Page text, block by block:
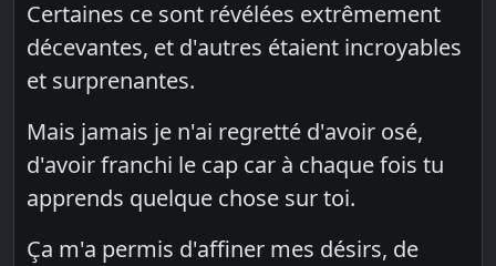
Certaines ce sont révélées extrêmement
décevantes, et d'autres étaient incroyables
et surprenantes.
Mais jamais je n'ai regretté d'avoir osé,
d'avoir franchi le cap car à chaque fois tu
apprends quelque chose sur toi.
Ça m'a permis d'affiner mes désirs, de